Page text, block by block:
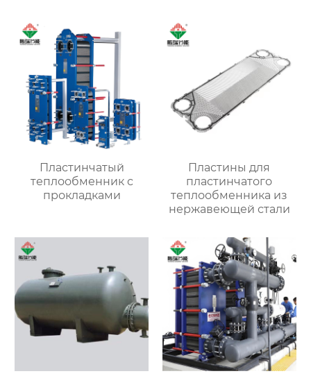
Пластинчатый
теплообменник с
прокладками
Пластины для
пластинчатого
теплообменника из
нержавеющей стали